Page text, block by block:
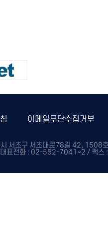
이메일무단수집거부
시 서초구 서초대로78길 42,
대표전화 : 02-562-7041~2 / 팩